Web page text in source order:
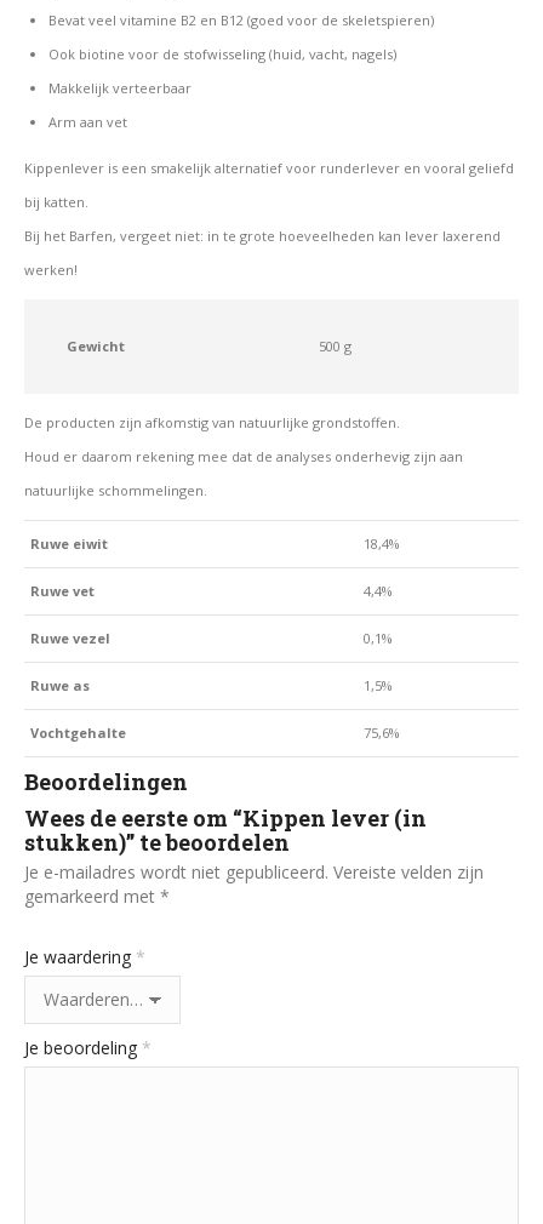
Bevat veel vitamine B2 en B12 (goed voor de skeletspieren)
Ook biotine voor de stofwisseling (huid, vacht, nagels)
Makkelijk verteerbaar
Arm aan vet
Kippenlever is een smakelijk alternatief voor runderlever en vooral geliefd
bij katten.
Bij het Barfen, vergeet niet: in te grote hoeveelheden kan lever laxerend
werken!
Gewicht 500 g
De producten zijn afkomstig van natuurlijke grondstoffen.
Houd er daarom rekening mee dat de analyses onderhevig zijn aan
natuurlijke schommelingen.
Ruwe eiwit 18,4%
Ruwe vet 4,4%
Ruwe vezel 0,1%
Ruwe as 1,5%
Vochtgehalte 75,6%
Beoordelingen
Wees de eerste om “Kippen lever (in
stukken)” te beoordelen
Je e-mailadres wordt niet gepubliceerd. Vereiste velden zijn
gemarkeerd met *
Je waardering *
Je beoordeling *